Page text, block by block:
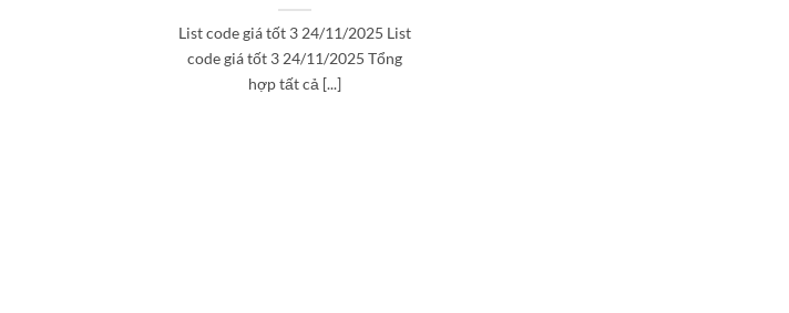
List code giá tốt 3 24/11/2025 List
code giá tốt 3 24/11/2025 Tổng
hợp tất cả [...]